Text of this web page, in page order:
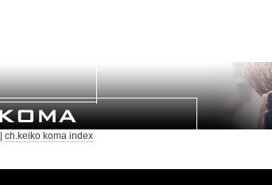
ch.keiko koma index